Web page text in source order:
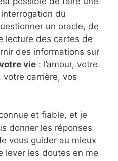
du
un oracle, de
lecture des cartes de
des informations sur
vie : l’amour, votre
votre carrière, vos
et fiable, et je
donner les réponses
vous guider au mieux
lever les doutes en me